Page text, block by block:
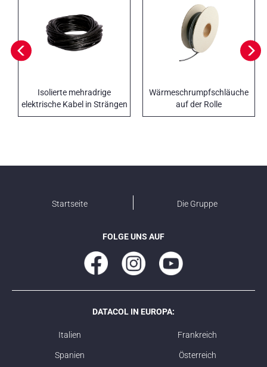
Isolierte mehradrige
elektrische Kabel in Strängen
Wärmeschrumpfschläuche
auf der Rolle
Startseite Die Gruppe
FOLGE UNS AUF
DATACOL IN EUROPA:
Italien Frankreich
Spanien Österreich